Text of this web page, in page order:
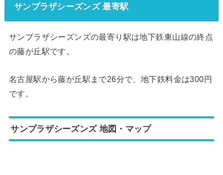
サンプラザシーズンズ 最寄駅
サンプラザシーズンズの最寄り駅は地下鉄東山線の終点
の藤が丘駅です。
名古屋駅から藤が丘駅まで26分で、地下鉄料金は300円
です。
サンプラザシーズンズ 地図・マップ